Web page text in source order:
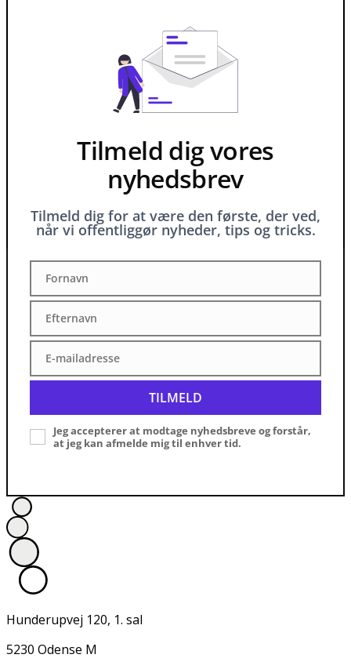
Tilmeld dig vores
nyhedsbrev
Tilmeld dig for at være den første, der ved,
når vi offentliggør nyheder, tips og tricks.
Fornavn
Fornavn
Efternavn
Efternavn
mailadresse
E-mailadresse
TILMELD
Jeg accepterer at modtage nyhedsbreve og forstår,
at jeg kan afmelde mig til enhver tid.
Hunderupvej 120, 1. sal
5230 Odense M